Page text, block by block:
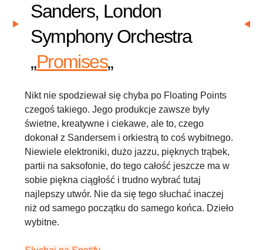
Sanders, London
Symphony Orchestra
„Promises„
Nikt nie spodziewał się chyba po Floating Points
czegoś takiego. Jego produkcje zawsze były
świetne, kreatywne i ciekawe, ale to, czego
dokonał z Sandersem i orkiestrą to coś wybitnego.
Niewiele elektroniki, dużo jazzu, pięknych trąbek,
partii na saksofonie, do tego całość jeszcze ma w
sobie piękna ciągłość i trudno wybrać tutaj
najlepszy utwór. Nie da się tego słuchać inaczej
niż od samego początku do samego końca. Dzieło
wybitne.